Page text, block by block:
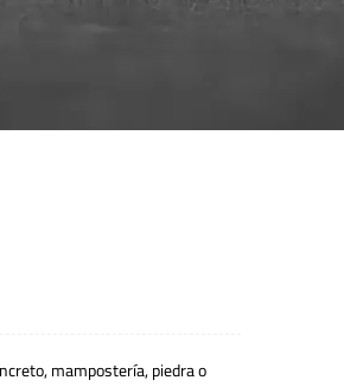
mampostería, piedra o